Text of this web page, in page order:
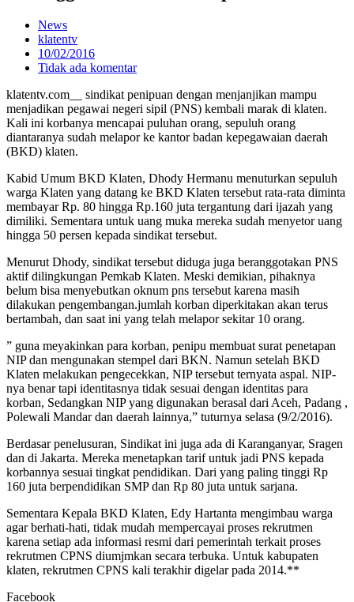
News
klatentv
10/02/2016
Tidak ada komentar
klatentv.com__ sindikat penipuan dengan menjanjikan mampu
menjadikan pegawai negeri sipil (PNS) kembali marak di klaten.
Kali ini korbanya mencapai puluhan orang, sepuluh orang
diantaranya sudah melapor ke kantor badan kepegawaian daerah
(BKD) klaten.
Kabid Umum BKD Klaten, Dhody Hermanu menuturkan sepuluh
warga Klaten yang datang ke BKD Klaten tersebut rata-rata diminta
membayar Rp. 80 hingga Rp.160 juta tergantung dari ijazah yang
dimiliki. Sementara untuk uang muka mereka sudah menyetor uang
hingga 50 persen kepada sindikat tersebut.
Menurut Dhody, sindikat tersebut diduga juga beranggotakan PNS
aktif dilingkungan Pemkab Klaten. Meski demikian, pihaknya
belum bisa menyebutkan oknum pns tersebut karena masih
dilakukan pengembangan.jumlah korban diperkitakan akan terus
bertambah, dan saat ini yang telah melapor sekitar 10 orang.
” guna meyakinkan para korban, penipu membuat surat penetapan
NIP dan mengunakan stempel dari BKN. Namun setelah BKD
Klaten melakukan pengecekkan, NIP tersebut ternyata aspal. NIP-
nya benar tapi identitasnya tidak sesuai dengan identitas para
korban, Sedangkan NIP yang digunakan berasal dari Aceh, Padang ,
Polewali Mandar dan daerah lainnya,” tuturnya selasa (9/2/2016).
Berdasar penelusuran, Sindikat ini juga ada di Karanganyar, Sragen
dan di Jakarta. Mereka menetapkan tarif untuk jadi PNS kepada
korbannya sesuai tingkat pendidikan. Dari yang paling tinggi Rp
160 juta berpendidikan SMP dan Rp 80 juta untuk sarjana.
Sementara Kepala BKD Klaten, Edy Hartanta mengimbau warga
agar berhati-hati, tidak mudah mempercayai proses rekrutmen
karena setiap ada informasi resmi dari pemerintah terkait proses
rekrutmen CPNS diumjmkan secara terbuka. Untuk kabupaten
klaten, rekrutmen CPNS kali terakhir digelar pada 2014.**
Facebook